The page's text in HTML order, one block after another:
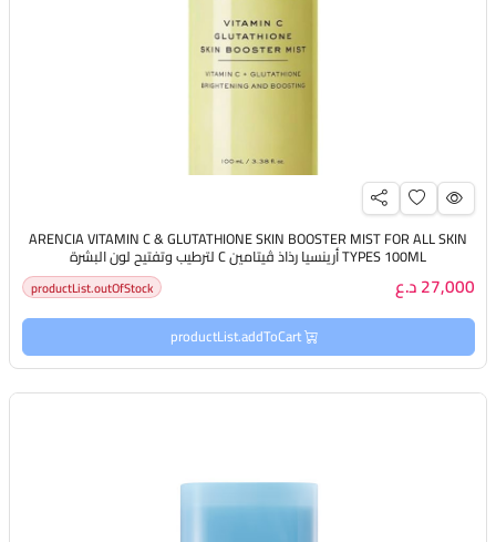
ARENCIA VITAMIN C & GLUTATHIONE SKIN BOOSTER MIST FOR ALL SKIN
TYPES 100ML أرينسيا رذاذ ڤيتامين C لترطيب وتفتيح لون البشرة
27,000 د.ع productList.outOfStock
productList.addToCart